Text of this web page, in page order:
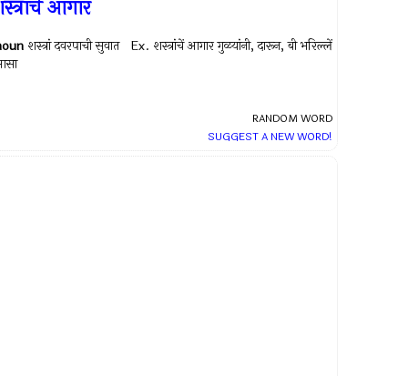
आगार
शस्त्रां दवरपाची सुवात Ex. शस्त्रांचें आगार गुळयांनी, दारून, बी भरिल्लें
RANDOM WORD
SUGGEST A NEW WORD!